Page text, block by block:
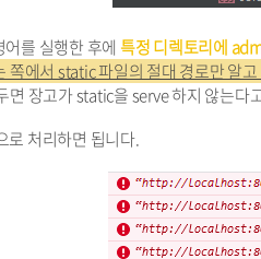
를 실행한 후에 특정 디렉토리에
쪽에서 static 파일의 절대 경로만 알
장고가 static을 serve 하지 않는다
로 처리하면 됩니다.